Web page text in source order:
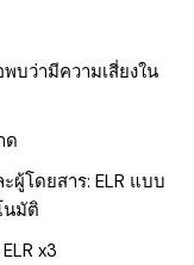
บว่ามีความเสี่ยงใน
ด
โดยสาร: ELR แบบ
นมัติ
x3